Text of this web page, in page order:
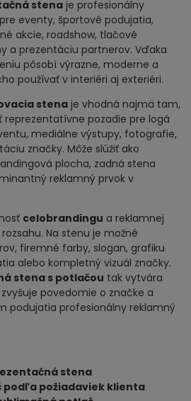
stena je profesionálny
eventy, športové podujatia,
akcie, roadshow, tlačové
a prezentáciu partnerov. Vďaka
pôsobí výrazne, moderne a
používať v interiéri aj exteriéri.
stena je vhodná najmä tam,
pozadie pre logá
mediálne výstupy, fotografie,
značky. Môže slúžiť ako
plocha, zadná stena
reklamný prvok v
celobrandingu a reklamnej
Na stenu je možné
firemné farby, slogan, grafiku
alebo kompletný vizuál značky.
stena s potlačou tak vytvára
povedomie o značke a
podujatia profesionálny reklamný
stena
podľa požiadaviek klienta